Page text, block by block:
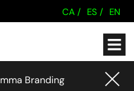
CA / ES / EN
Branding